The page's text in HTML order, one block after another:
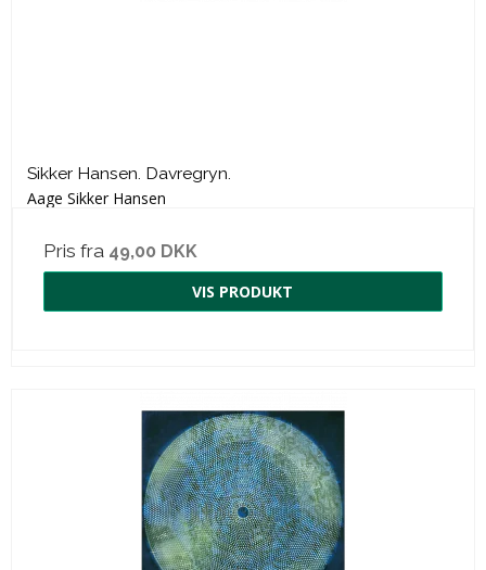
Sikker Hansen. Davregryn.
Aage Sikker Hansen
Pris fra 49,00 DKK
VIS PRODUKT